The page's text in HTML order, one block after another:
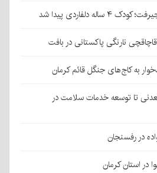
دلفاردی پیدا شد
به کاج‌های جنگل قائم کرمان
تا توسعه خدمات سلامت در
در رفسنجان
استان کرمان